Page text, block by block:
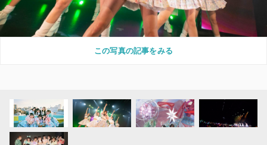
この写真の記事をみる